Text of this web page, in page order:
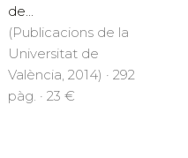
de...
(Publicacions de la
Universitat de
València, 2014) · 292
pàg. · 23 €